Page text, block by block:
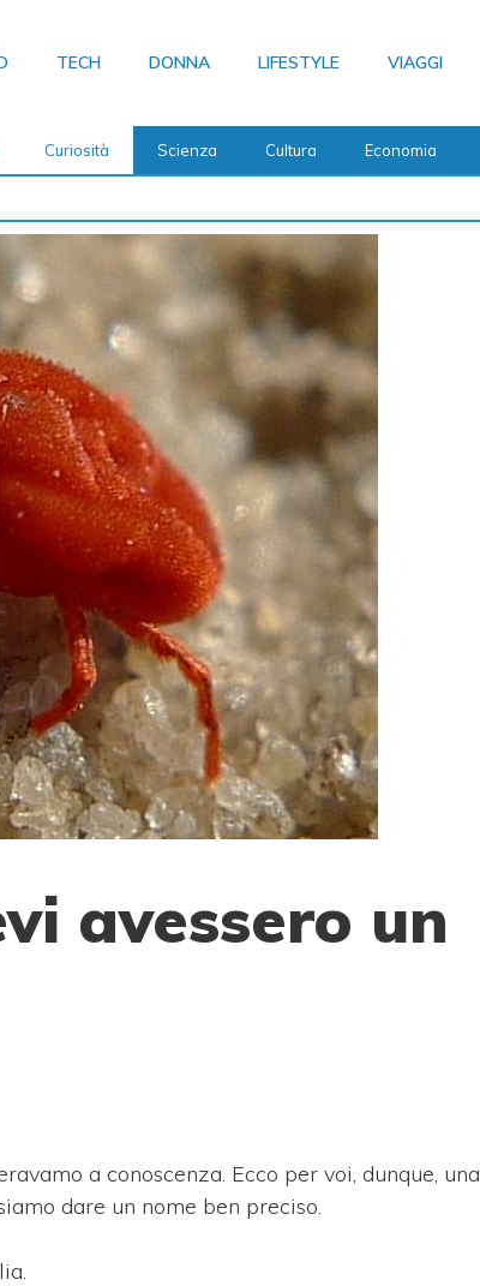
TECH DONNA LIFESTYLE VIAGGI
Curiosità Scienza Cultura Economia
avessero un
a conoscenza. Ecco per voi, dunque, una
dare un nome ben preciso.